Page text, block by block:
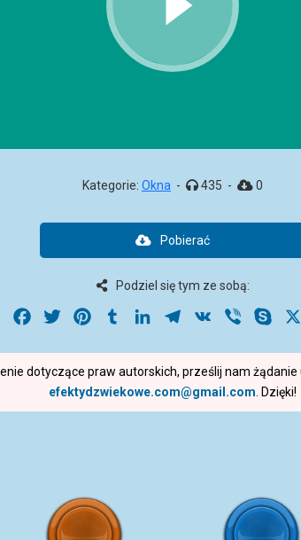
Kategorie: Okna - 435 - 0
Pobierać
Podziel się tym ze sobą:
Facebook
Twitter PinterestTumblrLinkedInTelegram
VK Viber
dotyczące praw autorskich, prześlij nam
efektydzwiekowe.com@gmail.com . Dzięki!